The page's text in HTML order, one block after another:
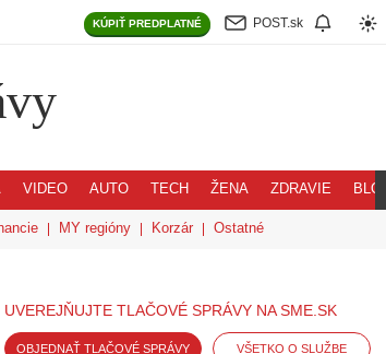
KÚPIŤ PREDPLATNÉ POST.sk
VIDEO AUTO TECH ŽENA ZDRAVIE BLOG
MY regióny Korzár Ostatné
UVEREJŇUJTE TLAČOVÉ SPRÁVY NA SME.SK
OBJEDNAŤ TLAČOVÉ SPRÁVY VŠETKO O SLUŽBE